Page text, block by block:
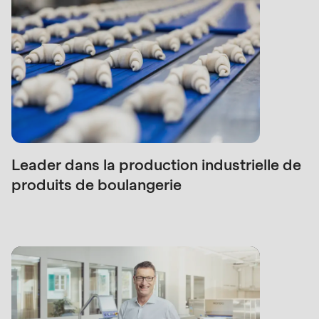
to
parameter
#1
($string)
of
string
is
deprecated
{closure}
()
(line
Leader dans la production industrielle de
produits de boulangerie